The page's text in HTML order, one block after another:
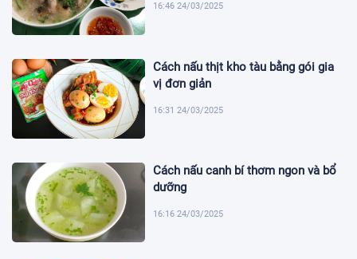
16:46 24/03/2025
Cách nấu thịt kho tàu bằng gói gia
vị đơn giản
16:31 24/03/2025
Cách nấu canh bí thơm ngon và bổ
dưỡng
16:16 24/03/2025